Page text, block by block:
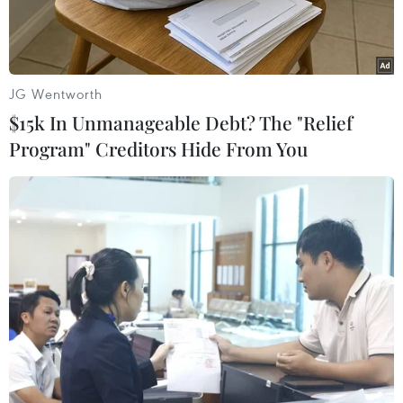
Nguyên.
Các đại biểu tham quan công trình Quốc môn. (Ảnh: Hoài
Nam/TTXVN)
Ngày 19/4, Ủy ban Nhân dân tỉnh Gia Lai tổ
chức khánh thành Quốc môn - Cửa khẩu Quốc tế
JG Wentworth
$15k In Unmanageable Debt? The "Relief
Program" Creditors Hide From You